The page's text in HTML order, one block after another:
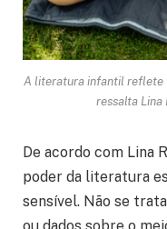
A literatura infantil reflete
ressalta Lina
De acordo com Lina
poder da literatura
sensível. Não se